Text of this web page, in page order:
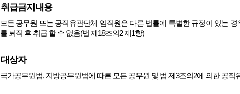
취급금지내용
모든 공무원 또는 공직유관단체 임직원은 다른 법률에 특별한 규정이 있는
를 퇴직 후 취급 할 수 없음(법 제18조의2 제1항)
대상자
국가공무원법, 지방공무원법에 따른 모든 공무원 및 법 제3조의2에 의한 공직